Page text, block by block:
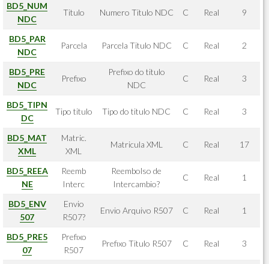
BD5_NUM
NDC
Titulo Numero Titulo NDC C Real 9
BD5_PAR
NDC
Parcela Parcela Titulo NDC C Real 2
BD5_PRE
NDC
Prefixo
Prefixo do titulo
NDC
C Real 3
BD5_TIPN
DC
Tipo titulo Tipo do titulo NDC C Real 3
BD5_MAT
XML
Matric.
XML
Matricula XML C Real 17
BD5_REEA
NE
Reemb
Interc
Reembolso de
Intercambio?
C Real 1
BD5_ENV
507
Envio
R507?
Envio Arquivo R507 C Real 1
BD5_PRE5
07
Prefixo
R507
Prefixo Titulo R507 C Real 3